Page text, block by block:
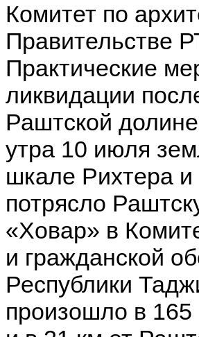
Комитет по
Правительстве
Практические
ликвидации
Раштской
утра 10 июля
шкале Рихтера
потрясло
«Ховар» в
и гражданской
Республики
произошло в 165